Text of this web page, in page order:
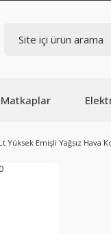
Matkaplar
Yüksek Emişli Yağsız Hava